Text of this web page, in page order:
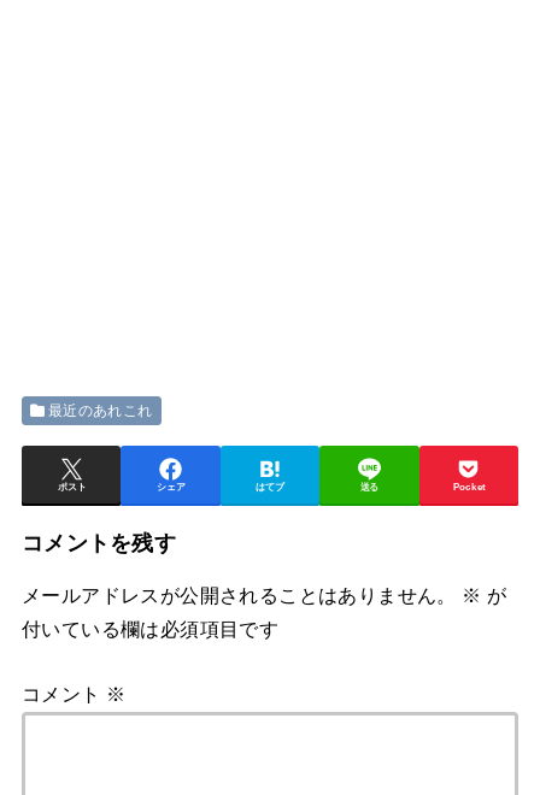
最近のあれこれ
ポスト シェア はてブ 送る Pocket
コメントを残す
メールアドレスが公開されることはありません。 ※ が
付いている欄は必須項目です
コメント ※